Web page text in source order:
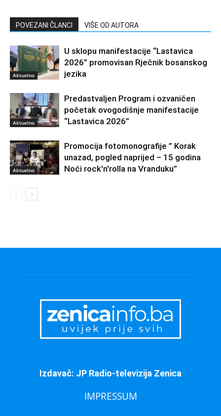
POVEZANI ČLANCI VIŠE OD AUTORA
Aktuelno
U sklopu manifestacije “Lastavica
2026” promovisan Rječnik bosanskog
jezika
Aktuelno
Predastvaljen Program i ozvaničen
početak ovogodišnje manifestacije
“Lastavica 2026”
Aktuelno
Promocija fotomonografije ” Korak
unazad, pogled naprijed – 15 godina
Noći rock'n'rolla na Vranduku”
Izdavač: JP Radio-televizija Zenica
IMPRESSUM